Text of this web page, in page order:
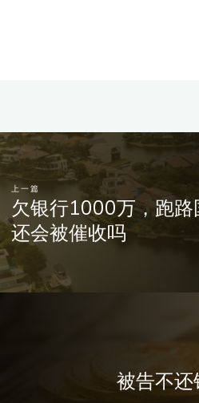
上一篇
欠银行1000万，跑路
还会被催收吗
被告不还